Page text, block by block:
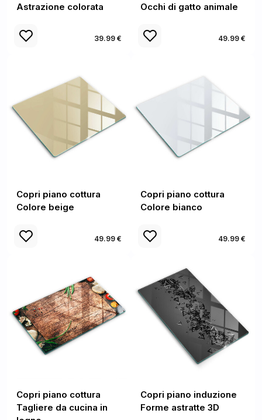
Astrazione colorata
39.99 €
Occhi di gatto animale
49.99 €
Copri piano cottura
Colore beige
49.99 €
Copri piano cottura
Colore bianco
49.99 €
Copri piano cottura
Tagliere da cucina in
Copri piano induzione
Forme astratte 3D